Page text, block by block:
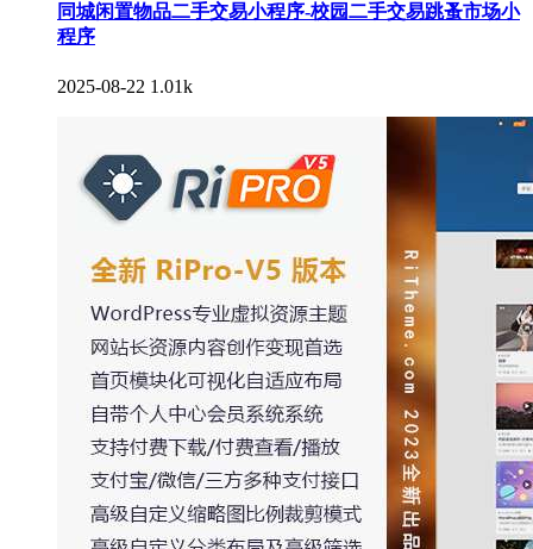
同城闲置物品二手交易小程序-校园二手交易跳蚤市场小
程序
2025-08-22 1.01k